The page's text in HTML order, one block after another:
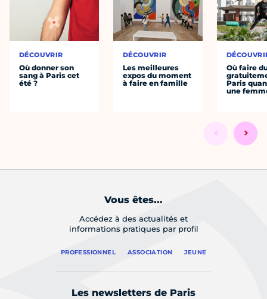
DÉCOUVRIR
Où donner son
sang à Paris cet
été ?
DÉCOUVRIR
Les meilleures
expos du moment
à faire en famille
Où faire
Paris
une
Vous êtes...
Accédez à des actualités et
informations pratiques par profil
PROFESSIONNEL ASSOCIATION JEUNE
Les newsletters de Paris